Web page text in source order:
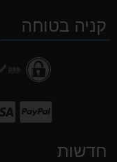
Waze
facebookקניה בטוחה
חדשות